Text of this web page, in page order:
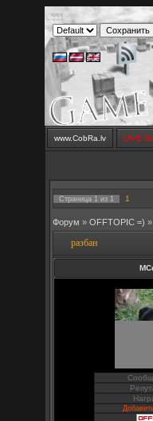
www.CobRa.lv LIVE
Страница 1 из 1 1
Форум » OFFTOPIC =) »
разбан